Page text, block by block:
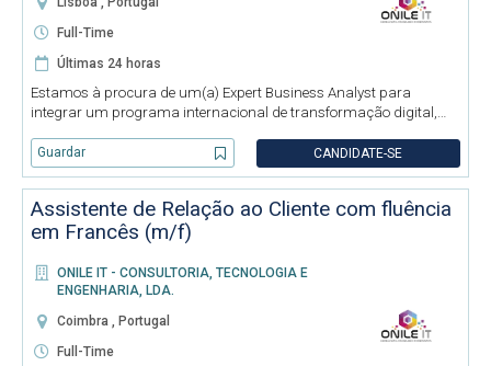
Full-Time
Últimas 24 horas
Estamos à procura de um(a) Expert Business Analyst para
integrar um programa internacional de transformação digital,
negócio e de tecnologia. Terás a oportunidade de colaborar com
equipas gl
Guardar CANDIDATE-SE
Assistente de Relação ao Cliente com fluência
em Francês (m/f)
ONILE IT - CONSULTORIA, TECNOLOGIA E
ENGENHARIA, LDA.
Coimbra , Portugal
Full-Time